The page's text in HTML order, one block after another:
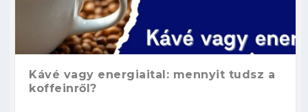
Kávé vagy energiaital: mennyit tudsz a
koffeinről?